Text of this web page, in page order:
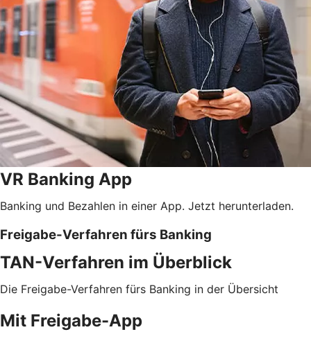
VR Banking App
Banking und Bezahlen in einer App. Jetzt herunterladen.
Freigabe-Verfahren fürs Banking
TAN-Verfahren im Überblick
Die Freigabe-Verfahren fürs Banking in der Übersicht
Mit Freigabe-App